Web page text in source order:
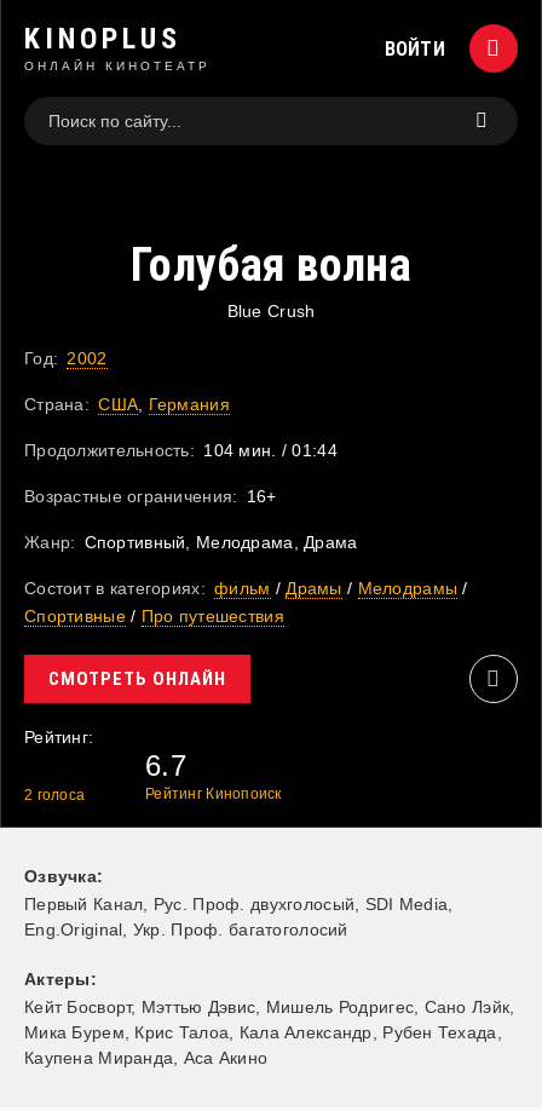
KINOPLUS
ОНЛАЙН КИНОТЕАТР
ВОЙТИ
Голубая волна
Blue Crush
Год: 2002
Страна: США Германия
Продолжительность: 104 мин. / 01:44
Возрастные ограничения: 16+
Жанр: Спортивный, Мелодрама, Драма
Состоит в категориях: фильм / Драмы / Мелодрамы /
Спортивные/ Про путешествия
СМОТРЕТЬ ОНЛАЙН
Рейтинг:
2 голоса
6.7
Рейтинг Кинопоиск
Озвучка:
Первый Канал, Рус. Проф. двухголосый, SDI Media,
Eng.Original, Укр. Проф. багатоголосий
Актеры:
Кейт Босворт, Мэттью Дэвис Мишель Родригес Сано Лэйк
Мика Бурем
Крис Талоа Кала Александр Рубен Техада
Каупена Миранда
Аса Акино